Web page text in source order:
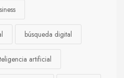
búsqueda digital
artificial